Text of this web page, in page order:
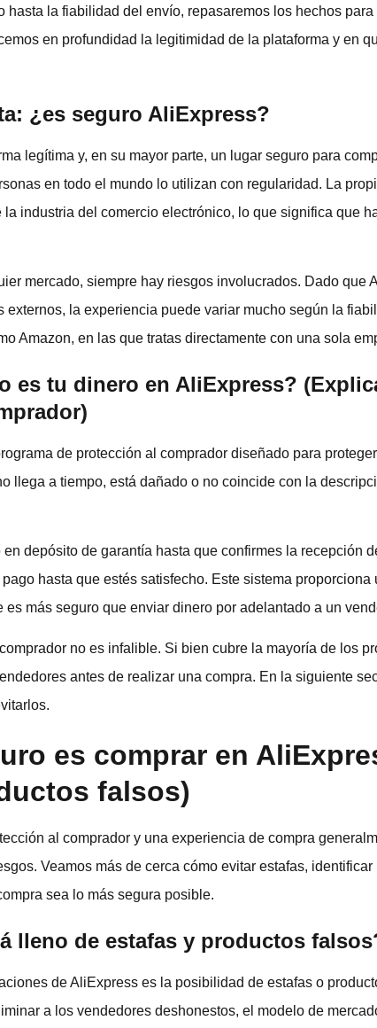
hasta la fiabilidad del envío, repasaremos los hechos
en profundidad la legitimidad de la plataforma y en
¿es seguro AliExpress?
legítima y, en su mayor parte, un lugar seguro para
en todo el mundo lo utilizan con regularidad. La
industria del comercio electrónico, lo que significa que
mercado, siempre hay riesgos involucrados. Dado que
externos, la experiencia puede variar mucho según la
Amazon, en las que tratas directamente con una sola
es tu dinero en AliExpress?
de protección al comprador diseñado para
llega a tiempo, está dañado o no coincide con la
en depósito de garantía hasta que confirmes la recepción
hasta que estés satisfecho. Este sistema
es más seguro que enviar dinero por adelantado a un
no es infalible. Si bien cubre la mayoría de los
antes de realizar una compra. En la siguiente
es comprar en
falsos)
al comprador y una experiencia de compra
Veamos más de cerca cómo evitar estafas,
sea lo más segura posible.
lleno de estafas y productos
de AliExpress es la posibilidad de estafas o
a los vendedores deshonestos, el modelo de